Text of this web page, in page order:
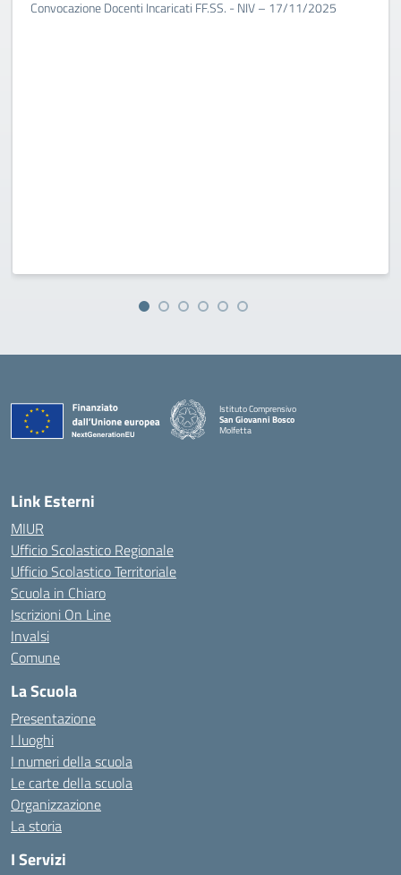
Convocazione Docenti Incaricati FF.SS. - NIV – 17/11/2025
Istituto Comprensivo
San Giovanni Bosco
Molfetta
Link Esterni
MIUR
Ufficio Scolastico Regionale
Ufficio Scolastico Territoriale
Scuola in Chiaro
Iscrizioni On Line
Invalsi
Comune
La Scuola
Presentazione
I luoghi
I numeri della scuola
Le carte della scuola
Organizzazione
La storia
I Servizi